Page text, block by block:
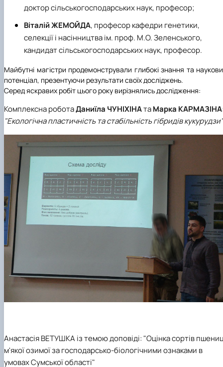
доктор сільськогосподарських наук, професор;
Віталій ЖЕМОЙДА, професор кафедри генетики,
селекції і насінництва ім. проф. М.О. Зеленського,
кандидат сільськогосподарських наук, професор.
Майбутні магістри продемонстрували глибокі знання та
потенціал, презентуючи результати своїх досліджень.
Серед яскравих робіт цього року вирізнялись дослідження:
Комплексна роботаДаниїла ЧУНІХІНАтаМарка КАРМАЗІНА
"Екологічна пластичність та стабільність гібридів кукурудзи"
Анастасія ВЕТУШКА із темою доповіді: "Оцінка сортів
м'якої озимої за господарсько-біологічними ознаками в
умовах Сумської області"